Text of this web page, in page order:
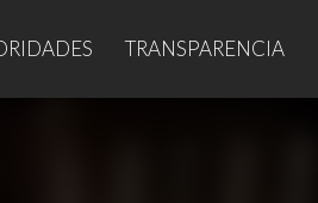
TRANSPARENCIA